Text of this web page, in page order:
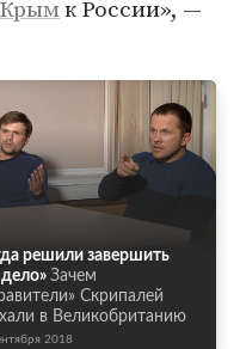
Крымк России», —
решили завершить
Зачем
Скрипалей
в Великобританию
2018